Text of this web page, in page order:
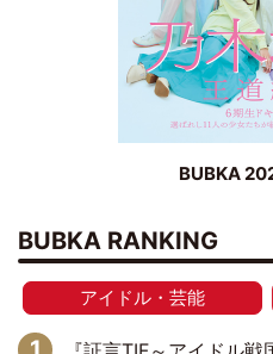
BUBKA
BUBKA RANKING
アイドル・芸能